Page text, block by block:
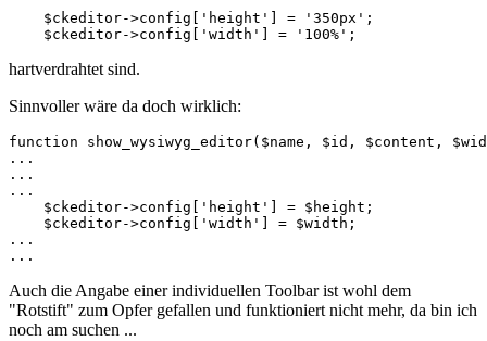
    $ckeditor->config['height'] = '350px';
    $ckeditor->config['width'] = '100%';
hartverdrahtet sind.
Sinnvoller wäre da doch wirklich:
function show_wysiwyg_editor($name, $id, $content,
...
...
...
    $ckeditor->config['height'] = $height;
    $ckeditor->config['width'] = $width;
...
...
Auch die Angabe einer individuellen Toolbar ist wohl dem
"Rotstift" zum Opfer gefallen und funktioniert nicht mehr, da bin ich
noch am suchen ...